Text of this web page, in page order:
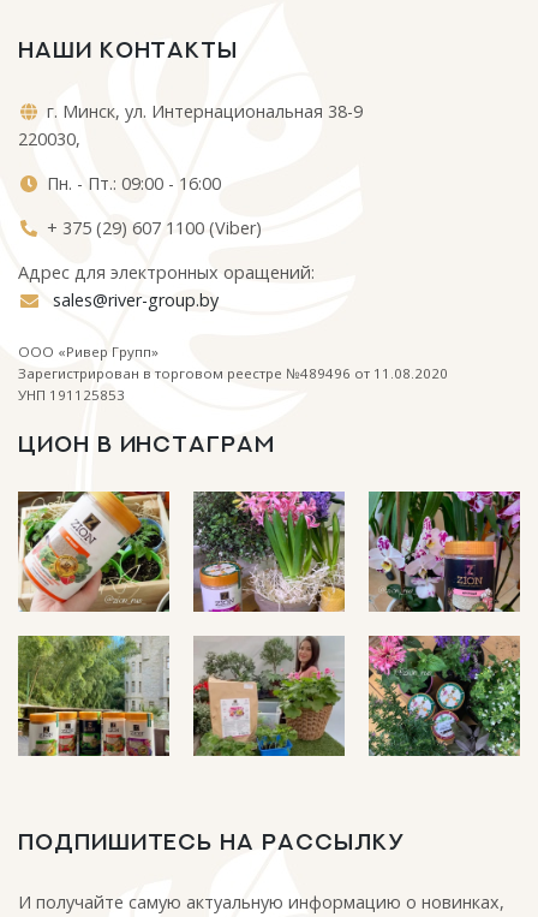
НАШИ КОНТАКТЫ
г. Минск, ул. Интернациональная 38-9
220030,
Пн. - Пт.: 09:00 - 16:00
+ 375 (29) 607 1100 (Viber)
Адрес для электронных оращений:
sales@river-group.by
ООО «Ривер Групп»
Зарегистрирован в торговом реестре №489496 от 11.08.2020
УНП 191125853
ЦИОН В ИНСТАГРАМ
ПОДПИШИТЕСЬ НА РАССЫЛКУ
И получайте самую актуальную информацию о новинках,